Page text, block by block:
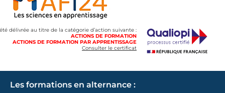
délivrée au titre de la catégorie d’action suivante :
ACTIONS DE FORMATION
ACTIONS DE FORMATION PAR APPRENTISSAGE
Consulter le certificat
Les formations en alternance :